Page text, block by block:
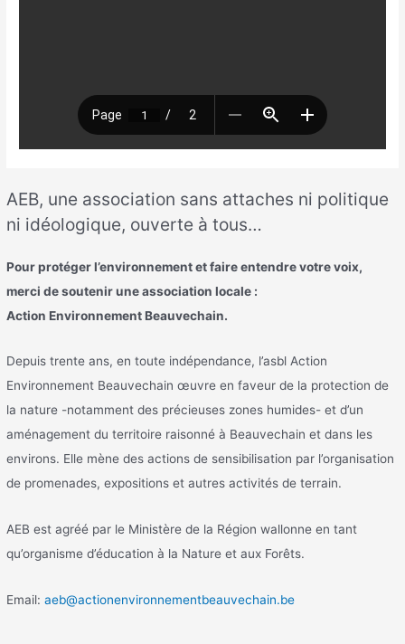
AEB, une association sans attaches ni politique
ni idéologique, ouverte à tous…
Pour protéger l’environnement et faire entendre votre voix,
merci de soutenir une association locale :
Action Environnement Beauvechain.
Depuis trente ans, en toute indépendance, l’asbl Action
Environnement Beauvechain œuvre en faveur de la protection de
la nature -notamment des précieuses zones humides- et d’un
aménagement du territoire raisonné à Beauvechain et dans les
environs. Elle mène des actions de sensibilisation par l’organisation
de promenades, expositions et autres activités de terrain.
AEB est agréé par le Ministère de la Région wallonne en tant
qu’organisme d’éducation à la Nature et aux Forêts.
Email:aeb@actionenvironnementbeauvechain.be